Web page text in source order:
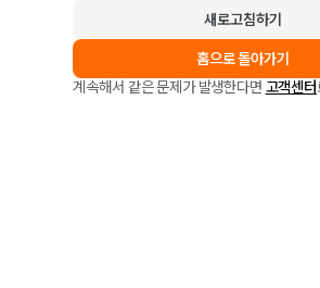
새로고침하기
홈으로 돌아가기
계속해서 같은 문제가 발생한다면 고객센터